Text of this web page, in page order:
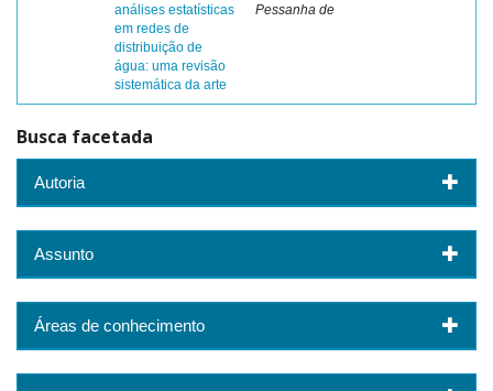
análises estatísticas
em redes de
distribuição de
água: uma revisão
sistemática da arte
Pessanha de
Busca facetada
Autoria
Assunto
Áreas de conhecimento